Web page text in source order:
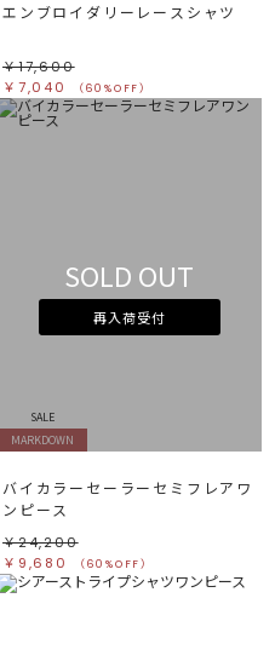
エンブロイダリーレースシャツ
￥17,600
￥7,040
（60%OFF）
SOLD OUT
再入荷受付
SALE
MARKDOWN
バイカラーセーラーセミフレアワ
ンピース
￥24,200
￥9,680
（60%OFF）